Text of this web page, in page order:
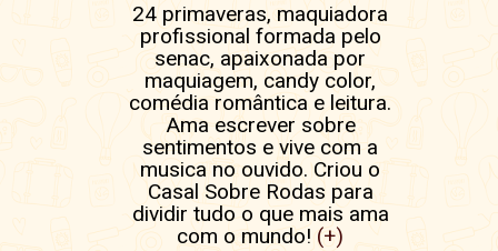
24 primaveras, maquiadora
profissional formada pelo
senac, apaixonada por
maquiagem, candy color,
comédia romântica e leitura.
Ama escrever sobre
sentimentos e vive com a
musica no ouvido. Criou o
Casal Sobre Rodas para
dividir tudo o que mais ama
com o mundo! (+)